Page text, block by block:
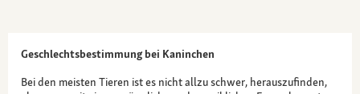
Geschlechtsbestimmung bei Kaninchen
Bei den meisten Tieren ist es nicht allzu schwer, herauszufinden,